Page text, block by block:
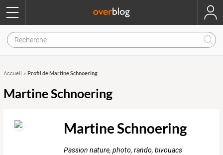
Accueil » Profil de Martine Schnoering
Martine Schnoering
Martine Schnoering
Passion nature, photo, rando, bivouacs